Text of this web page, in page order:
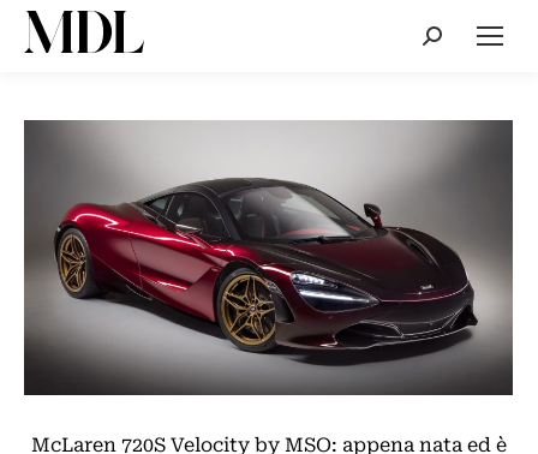
Cerca:
McLaren 720S Velocity by MSO: appena nata ed è